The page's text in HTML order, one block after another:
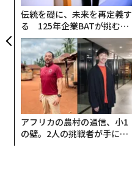
伝統を礎に、未来を再定義す
る 125年企業BATが挑むス
モークレスな未来
アフリカの農村の通信、小1
の壁。2人の挑戦者が手にし